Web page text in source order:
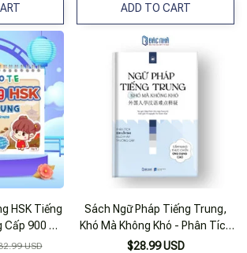
ADD TO CART
HSK Tiếng
900 Từ
1 USD
Sách Ngữ Pháp Tiếng Trung,
Khó Mà Không Khó - Phân Tích
Lỗi Sai Ngữ Pháp Tiếng Trung
$28.99 USD